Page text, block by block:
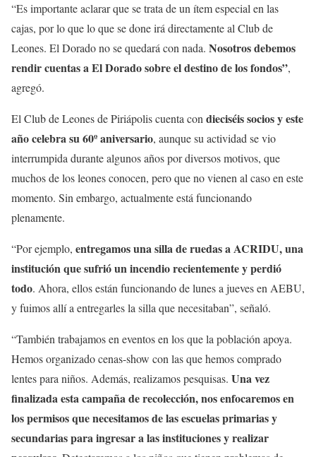
“Es importante aclarar que se trata de un ítem especial en las
cajas, por lo que lo que se done irá directamente al Club de
Leones. El Dorado no se quedará con nada. Nosotros debemos
rendir cuentas a El Dorado sobre el destino de los fondos”,
agregó.
El Club de Leones de Piriápolis cuenta condieciséis socios y este
año celebra su 60º aniversario, aunque su actividad se vio
interrumpida durante algunos años por diversos motivos, que
muchos de los leones conocen, pero que no vienen al caso en este
momento. Sin embargo, actualmente está funcionando
plenamente.
“Por ejemplo, entregamos una silla de ruedas a ACRIDU, una
institución que sufrió un incendio recientemente y perdió
todo. Ahora, ellos están funcionando de lunes a jueves en AEBU,
y fuimos allí a entregarles la silla que necesitaban”, señaló.
“También trabajamos en eventos en los que la población apoya.
Hemos organizado cenas-show con las que hemos comprado
lentes para niños. Además, realizamos pesquisas. Una vez
finalizada esta campaña de recolección, nos enfocaremos en
los permisos que necesitamos de las escuelas primarias y
secundarias para ingresar a las instituciones y realizar